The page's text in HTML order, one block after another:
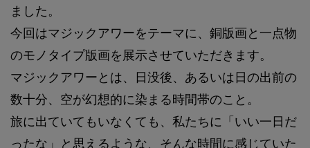
ました。
今回はマジックアワーをテーマに、銅版画と一点物
のモノタイプ版画を展示させていただきます。
マジックアワーとは、日没後、あるいは日の出前の
数十分、空が幻想的に染まる時間帯のこと。
旅に出ていてもいなくても、私たちに「いい一日だ
ったな」と思えるような、そんな時間に感じていた